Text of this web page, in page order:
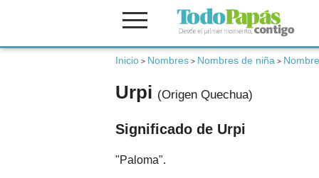
Inicio > Nombres > Nombres de niña >
Urpi (Origen Quechua)
Significado de Urpi
"Paloma".